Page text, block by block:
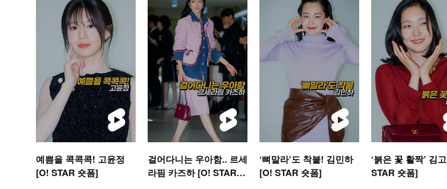
예쁨을 콕콕콕! 고윤정
[O! STAR 숏폼]
걸어다니는 우아함.. 르세
라핌 카즈하 [O! STAR
‘뼈말라’도 착붙! 김민하
[O! STAR 숏폼]
‘붉은 꽃 활짝’ 김
STAR 숏폼]